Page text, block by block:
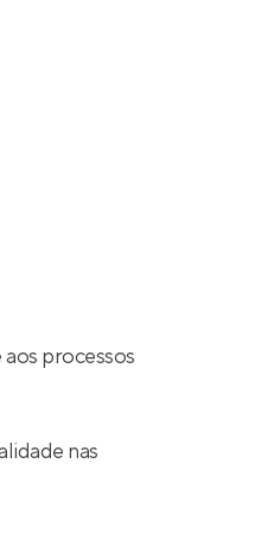
processos
nas